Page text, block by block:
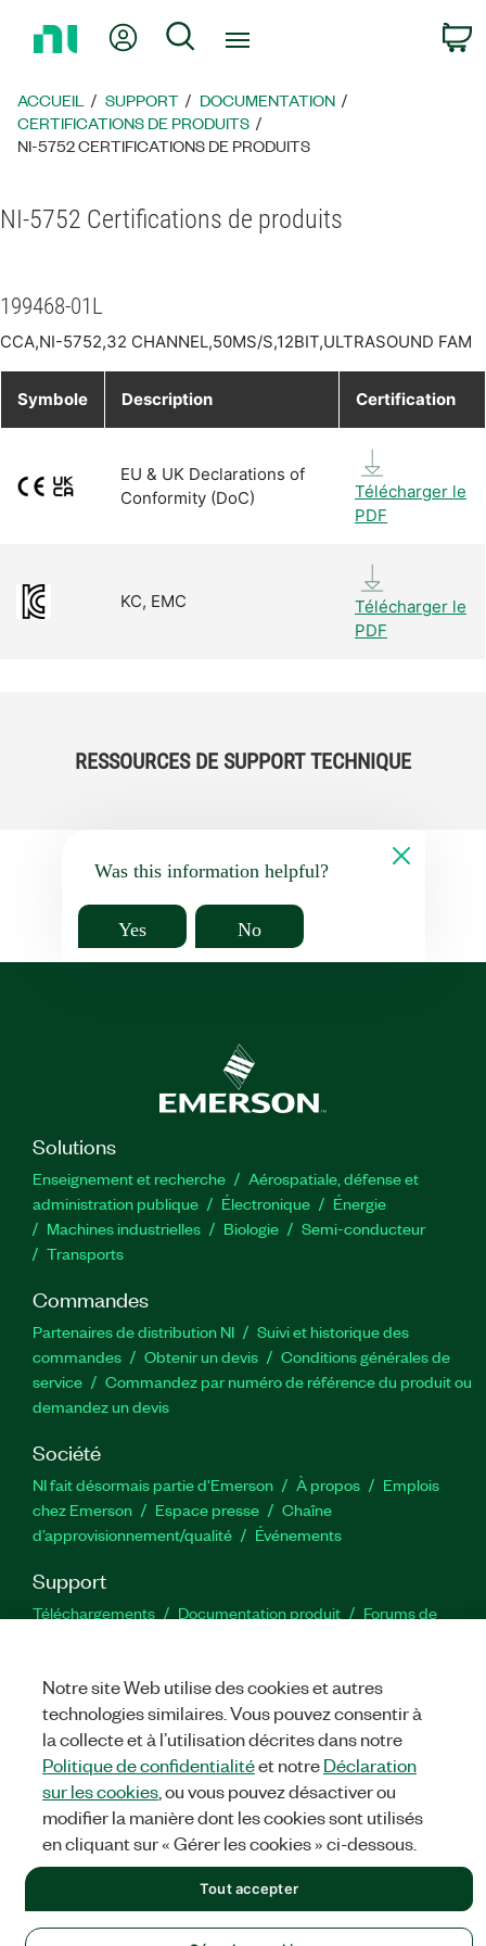
page
d’accueil
Mon compteRechercher
ACCUEIL SUPPORT
DOCUMENTATION
CERTIFICATIONS DE PRODUITS
NI-5752 CERTIFICATIONS DE PRODUITS
NI-5752 Certifications de produits
199468-01L
CCA,NI-5752,32 CHANNEL,50MS/S,12BIT,ULTRASOUND FAM
Symbole Description Certification
EU & UK Declarations of
Conformity (DoC)
Télécharger le
PDF
KC, EMC
Télécharger le
PDF
RESSOURCES DE SUPPORT TECHNIQUE
Was this information helpful?
Yes No
Solutions
Enseignement et recherche
Aérospatiale, défense et
administration publique
Électronique
Énergie​
Machines industrielles
Biologie
Semi-conducteur
Transports
Commandes
Partenaires de distribution NI
Suivi et historique des
commandes
Obtenir un devis
Conditions générales de
service
Commandez par numéro de référence du produit ou
demandez un devis
Société
NI fait désormais partie d'Emerson À propos
Emplois
chez Emerson
Espace presse
Chaîne
d’approvisionnement/qualité
Événements
Support
Téléchargements Documentation produit
Forums de
TwitterYouTube
MENTIONS LÉGALES
les cookies
©NATIONAL INSTRUMENTS CORP. TOUS DROITS RÉSERVÉS.
Notre site Web utilise des cookies et autres
technologies similaires. Vous pouvez consentir à
la collecte et à l’utilisation décrites dans notre
Politique de confidentialitéet notreDéclaration
sur les cookies, ou vous pouvez désactiver ou
modifier la manière dont les cookies sont utilisés
en cliquant sur « Gérer les cookies » ci-dessous.
Tout accepter